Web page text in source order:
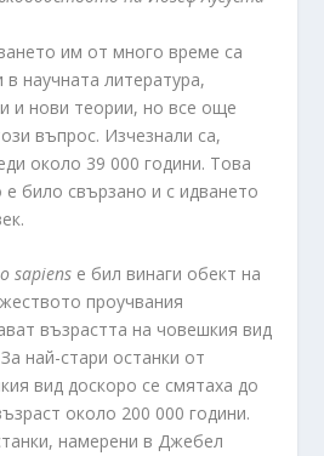
им от много време са
научната литература,
и нови теории, но все още
въпрос. Изчезнали са,
около 39 000 години. Това
е било свързано и с идването
sapiensе бил винаги обект на
проучвания
възрастта на човешкия вид
най-стари останки от
вид доскоро се смятаха до
около 200 000 години.
намерени в Джебел